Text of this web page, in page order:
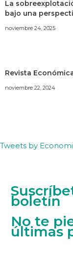
La
bajo una
noviembre 24, 2025
Revista
noviembre 22, 2024
Tweets by
boletín
No te
últimas